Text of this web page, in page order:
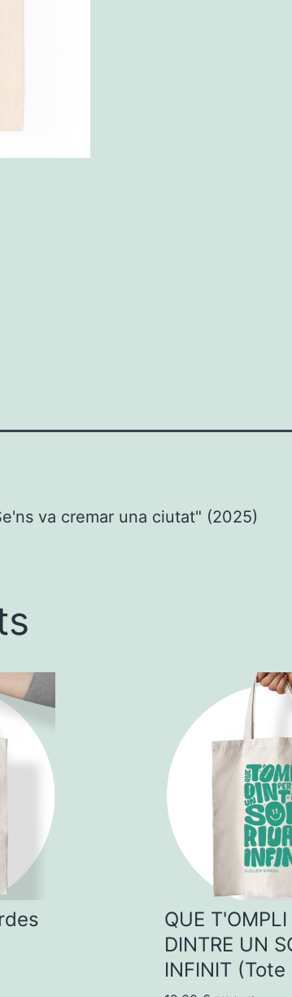
va cremar una ciutat" (2025)
QUE T'OMPLI
DINTRE UN
INFINIT (Tote